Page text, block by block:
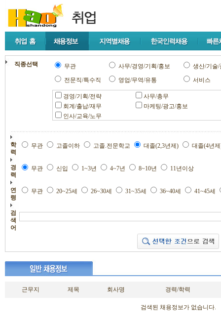
직종선택 무관 사무/경영/기획/홍보
생산/기술
전문직/특수직
영업/무역/유통 서비스
경영/기획/전략
사무/총무
회계/출납/재무
마케팅/광고/홍보
인사/교육/노무
학
력
무관 고졸이하 고졸.전문학교 대졸(2,3년제) 대졸(4년
경
력
무관 신입 1~3년 4~7년 8~10년 11년이상
연
령
무관 20~25세 26~30세 31~35세 36~40세 41~45세
검
색
어
근무지 제목 회사명 경력/학력
검색된 채용정보가 없습니다.